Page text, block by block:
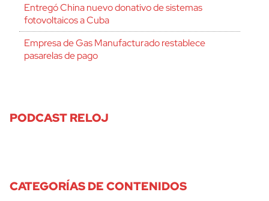
Entregó China nuevo donativo de sistemas
fotovoltaicos a Cuba
Empresa de Gas Manufacturado restablece
pasarelas de pago
PODCAST RELOJ
CATEGORÍAS DE CONTENIDOS